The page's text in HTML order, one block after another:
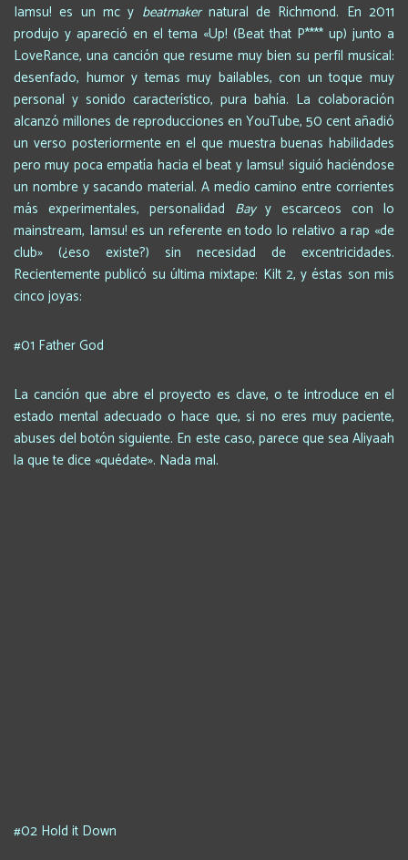
Iamsu! es un mc y beatmakernatural de Richmond. En 2011
produjo y apareció en el tema «Up! (Beat that P**** up) junto a
LoveRance, una canción que resume muy bien su perfil musical:
desenfado, humor y temas muy bailables, con un toque muy
personal y sonido característico, pura bahía. La colaboración
alcanzó millones de reproducciones en YouTube, 50 cent añadió
un verso posteriormente en el que muestra buenas habilidades
pero muy poca empatía hacia el beat y Iamsu! siguió haciéndose
un nombre y sacando material. A medio camino entre corrientes
más experimentales, personalidad Bayy escarceos con lo
mainstream, Iamsu! es un referente en todo lo relativo a rap «de
club» (¿eso existe?) sin necesidad de excentricidades.
Recientemente publicó su última mixtape: Kilt 2, y éstas son mis
cinco joyas:
#01 Father God
La canción que abre el proyecto es clave, o te introduce en el
estado mental adecuado o hace que, si no eres muy paciente,
abuses del botón siguiente. En este caso, parece que sea Aliyaah
la que te dice «quédate». Nada mal.
#02 Hold it Down